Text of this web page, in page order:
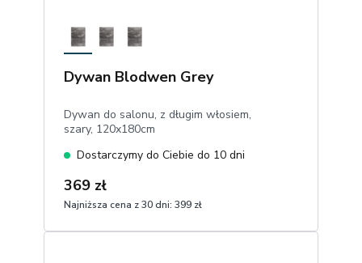
Dywan Blodwen Grey
Dywan do salonu, z długim włosiem,
szary, 120x180cm
Dostarczymy do Ciebie do 10 dni
369 zł
Najniższa cena z 30 dni: 399 zł
1